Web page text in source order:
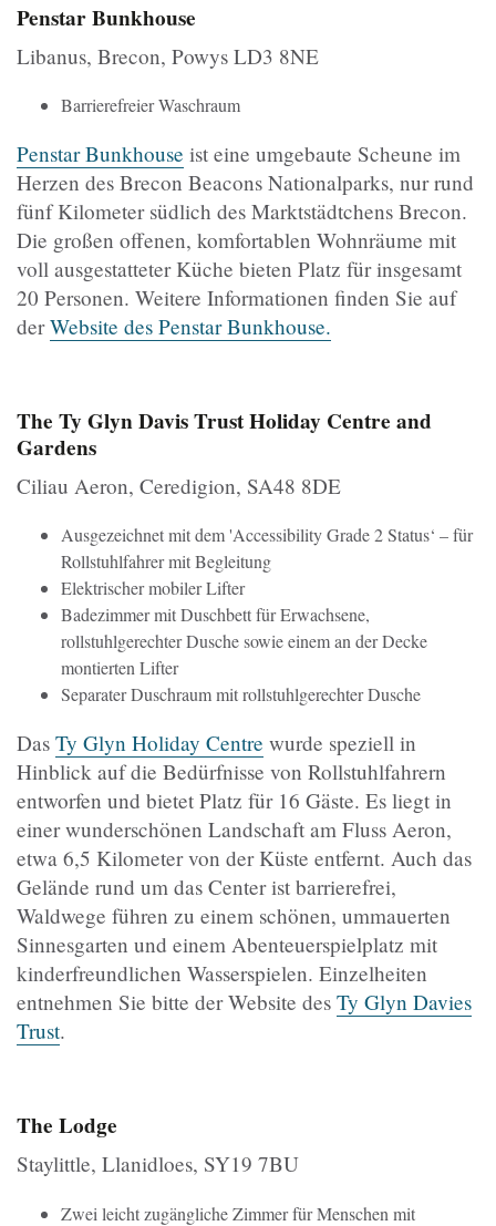
Penstar Bunkhouse
Libanus, Brecon, Powys LD3 8NE
Barrierefreier Waschraum
Penstar Bunkhouse ist eine umgebaute Scheune im
Herzen des Brecon Beacons Nationalparks, nur rund
fünf Kilometer südlich des Marktstädtchens Brecon.
Die großen offenen, komfortablen Wohnräume mit
voll ausgestatteter Küche bieten Platz für insgesamt
20 Personen. Weitere Informationen finden Sie auf
derWebsite des Penstar Bunkhouse.
The Ty Glyn Davis Trust Holiday Centre and
Gardens
Ciliau Aeron, Ceredigion, SA48 8DE
Ausgezeichnet mit dem 'Accessibility Grade 2 Status‘ – für
Rollstuhlfahrer mit Begleitung
Elektrischer mobiler Lifter
Badezimmer mit Duschbett für Erwachsene,
rollstuhlgerechter Dusche sowie einem an der Decke
montierten Lifter
Separater Duschraum mit rollstuhlgerechter Dusche
Das Ty Glyn Holiday Centre wurde speziell in
Hinblick auf die Bedürfnisse von Rollstuhlfahrern
entworfen und bietet Platz für 16 Gäste. Es liegt in
einer wunderschönen Landschaft am Fluss Aeron,
etwa 6,5 Kilometer von der Küste entfernt. Auch das
Gelände rund um das Center ist barrierefrei,
Waldwege führen zu einem schönen, ummauerten
Sinnesgarten und einem Abenteuerspielplatz mit
kinderfreundlichen Wasserspielen. Einzelheiten
entnehmen Sie bitte der Website des Ty Glyn Davies
Trust.
The Lodge
Staylittle, Llanidloes, SY19 7BU
Zwei leicht zugängliche Zimmer für Menschen mit